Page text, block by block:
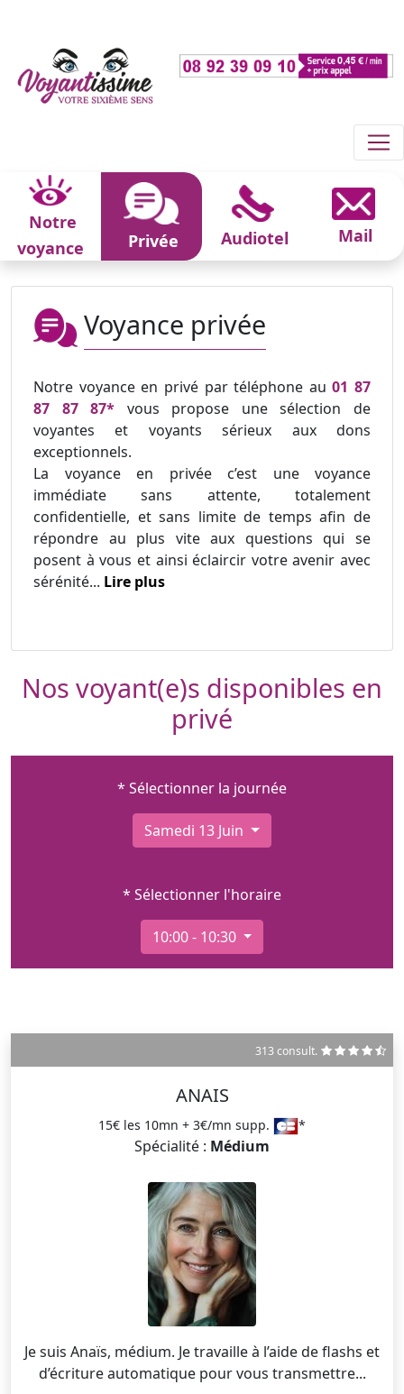
Notre
voyance
Privée Audiotel Mail
Voyance privée
Notre voyance en privé par téléphone au01 87
87 87 87* vous propose une sélection de
voyantes et voyants sérieux aux dons
exceptionnels.
La voyance en privée c’est une voyance
immédiate sans attente, totalement
confidentielle, et sans limite de temps afin de
répondre au plus vite aux questions qui se
posent à vous et ainsi éclaircir votre avenir avec
sérénité... Lire plus
Nos voyant(e)s disponibles en
privé
* Sélectionner la journée
Samedi 13 Juin
* Sélectionner l'horaire
10:00 - 10:30
313 consult.
ANAIS
15€ les 10mn + 3€/mn supp. *
Spécialité : Médium
Je suis Anaïs, médium. Je travaille à l’aide de flashs et
d’écriture automatique pour vous transmettre...